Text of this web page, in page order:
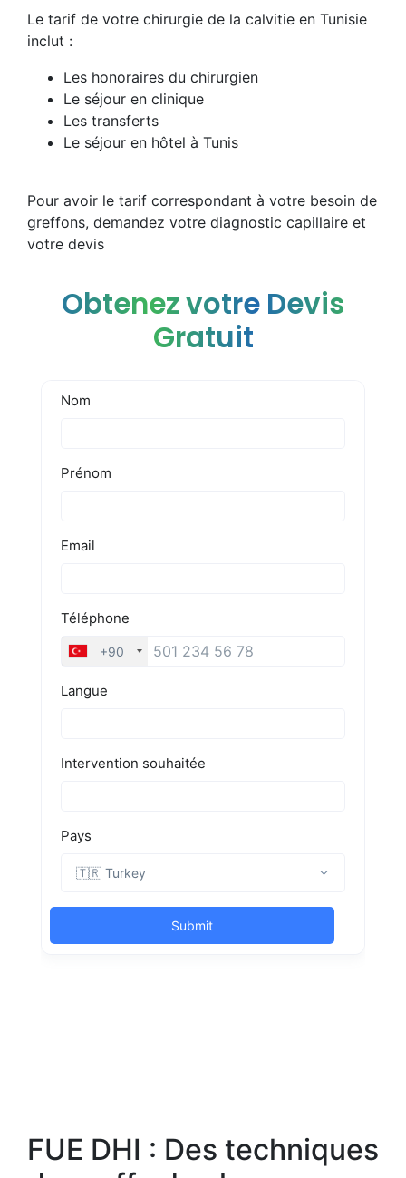
Le tarif de votre chirurgie de la calvitie en Tunisie
inclut :
Les honoraires du chirurgien
Le séjour en clinique
Les transferts
Le séjour en hôtel à Tunis
Pour avoir le tarif correspondant à votre besoin de
greffons, demandez votre diagnostic capillaire et
votre devis
Obtenez votre Devis
Gratuit
FUE DHI : Des techniques